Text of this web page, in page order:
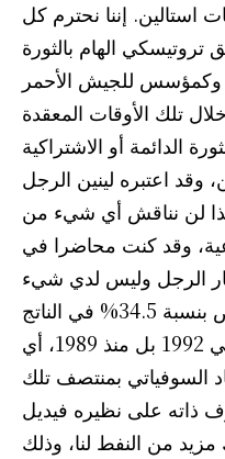
استالين. إننا نحترم كل
تروتيسكي الهام بالثورة
وكمؤسس للجيش الأحمر
تلك الأوقات المعقدة
الدائمة أو الاشتراكية
وقد اعتبره لينين الرجل
لذا لن نناقش أي شيء من
وقد كنت محاضرا في
الرجل وليس لدي شيء
ضدها. واليوم لدينا انخفاض بنسبة 34.5% في الناتج
المحلي الإجمالي، وهذا ليس في 1992 بل منذ 1989، أي
السوفياتي بمنتصف تلك
ذاته على نظيره فيديل
مزيد من النفط لنا، وذلك